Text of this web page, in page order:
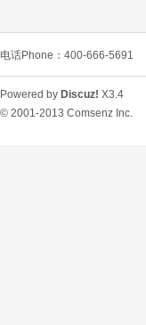
电话Phone：400-666-5691
Powered by Discuz! X3.4
© 2001-2013 Comsenz Inc.